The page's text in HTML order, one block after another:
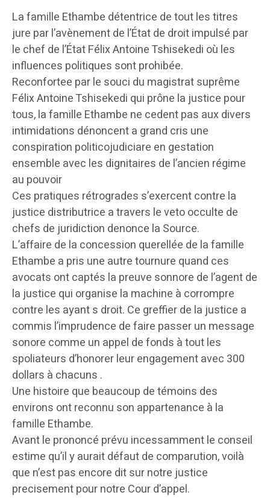
La famille Ethambe détentrice de tout les titres
jure par l’avènement de l’État de droit impulsé par
le chef de l’État Félix Antoine Tshisekedi où les
influences politiques sont prohibée.
Reconfortee par le souci du magistrat suprême
Félix Antoine Tshisekedi qui prône la justice pour
tous, la famille Ethambe ne cedent pas aux divers
intimidations dénoncent a grand cris une
conspiration politicojudiciare en gestation
ensemble avec les dignitaires de l’ancien régime
au pouvoir
Ces pratiques rétrogrades s’exercent contre la
justice distributrice a travers le veto occulte de
chefs de juridiction denonce la Source.
L’affaire de la concession querellée de la famille
Ethambe a pris une autre tournure quand ces
avocats ont captés la preuve sonnore de l’agent de
la justice qui organise la machine à corrompre
contre les ayant s droit. Ce greffier de la justice a
commis l’imprudence de faire passer un message
sonore comme un appel de fonds à tout les
spoliateurs d’honorer leur engagement avec 300
dollars à chacuns .
Une histoire que beaucoup de témoins des
environs ont reconnu son appartenance à la
famille Ethambe.
Avant le prononcé prévu incessamment le conseil
estime qu’il y aurait défaut de comparution, voilà
que n’est pas encore dit sur notre justice
precisement pour notre Cour d’appel.